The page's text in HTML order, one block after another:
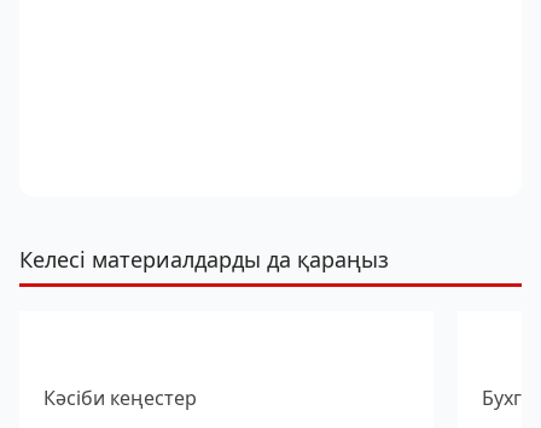
Келесі материалдарды да қараңыз
Кәсіби кеңестер